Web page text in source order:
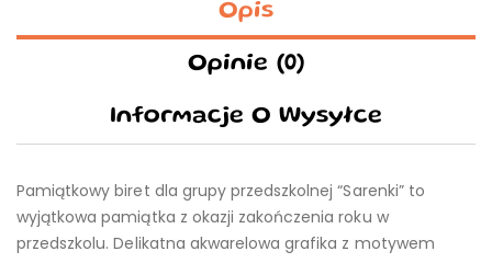
Opis
Opinie (0)
Informacje O Wysyłce
Pamiątkowy biret dla grupy przedszkolnej “Sarenki” to
wyjątkowa pamiątka z okazji zakończenia roku w
przedszkolu. Delikatna akwarelowa grafika z motywem